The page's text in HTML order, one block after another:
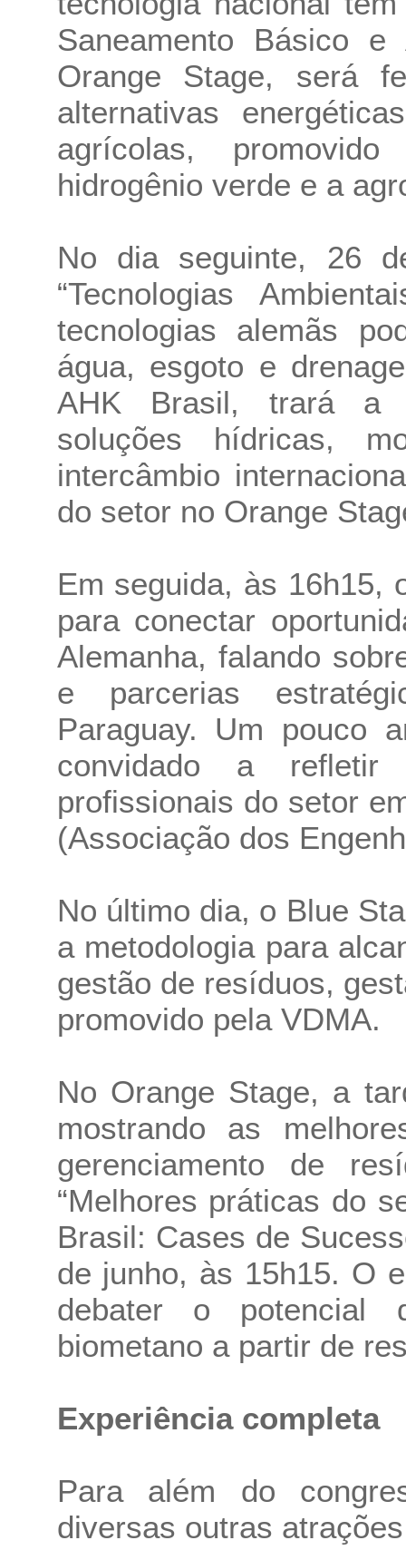
Saneamento Básico
Orange Stage, será
alternativas
agrícolas,
hidrogênio verde e a
No dia seguinte, 26
“Tecnologias
tecnologias alemãs
água, esgoto e
AHK Brasil, trará a
soluções hídricas,
intercâmbio
do setor no Orange
Em seguida, às 16h15,
para conectar
Alemanha, falando
e parcerias
Paraguay. Um pouco
convidado a
profissionais do setor
(Associação dos
No último dia, o Blue
a metodologia para
gestão de resíduos,
promovido pela VDMA.
No Orange Stage, a
mostrando as
gerenciamento de
“Melhores práticas do
Brasil: Cases de
de junho, às 15h15. O
debater o potencial
biometano a partir de
Experiência completa
Para além do
diversas outras